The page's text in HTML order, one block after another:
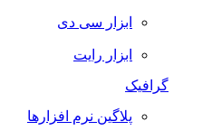
ابزار سی دی
ابزار رایت
گرافیک
پلاگین نرم افزارها